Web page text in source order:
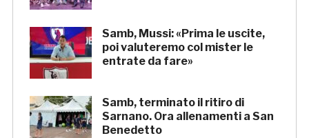
Samb, Mussi: «Prima le uscite,
poi valuteremo col mister le
entrate da fare»
Samb, terminato il ritiro di
Sarnano. Ora allenamenti a San
Benedetto